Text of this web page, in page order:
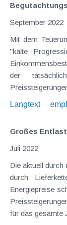
September 2022
Mit dem
"kalte
der
Langtext
Großes
Juli 2022
Die aktuell
durch
Energiepreise
für das gesamte